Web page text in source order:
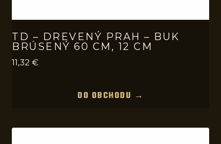
TD – DREVENÝ PRAH – BUK
BRÚSENÝ 60 CM, 12 CM
11,32 €
DO OBCHODU →